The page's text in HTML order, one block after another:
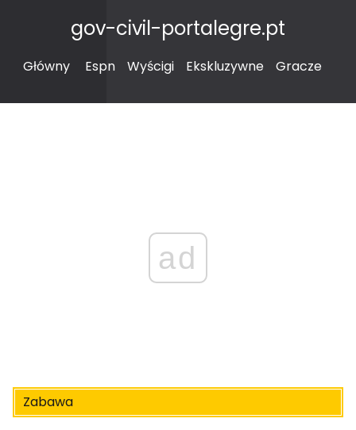
gov-civil-portalegre.pt
Główny Espn Wyścigi Ekskluzywne Gracze
ad
Zabawa